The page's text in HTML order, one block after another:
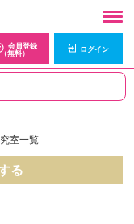
会員登録
（無料）
ログイン
室一覧
る